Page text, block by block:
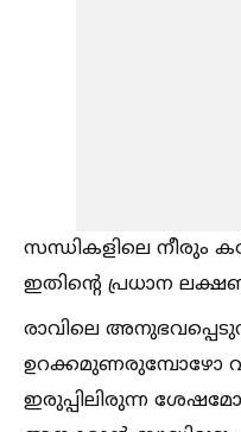
സന്ധികളിലെ നീരും
ഇതിന്റെ പ്രധാന
രാവിലെ
ഉറക്കമുണരുമ്പോഴോ
ഇരുപ്പിലിരുന്ന